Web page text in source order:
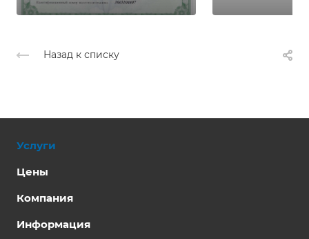
Назад к списку
Услуги
Цены
Компания
Информация